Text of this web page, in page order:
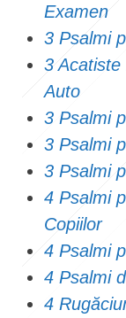
Examen
3 Psalmi
3
Auto
3 Psalmi
3 Psalmi
3 Psalmi
4 Psalmi
Copiilor
4 Psalmi
4 Psalmi
4